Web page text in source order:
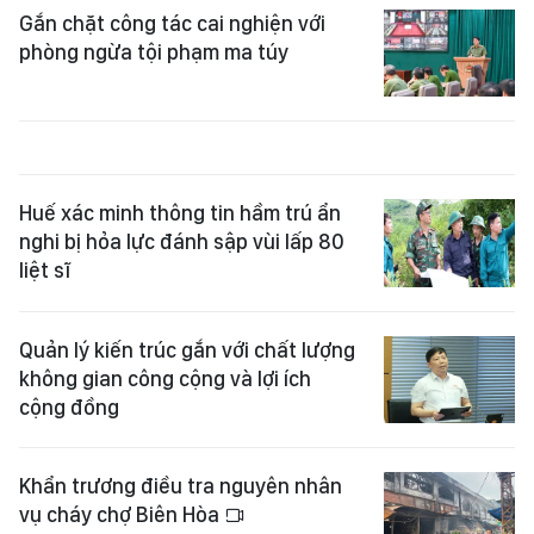
Gắn chặt công tác cai nghiện với
phòng ngừa tội phạm ma túy
Huế xác minh thông tin hầm trú ẩn
nghi bị hỏa lực đánh sập vùi lấp 80
liệt sĩ
Quản lý kiến trúc gắn với chất lượng
không gian công cộng và lợi ích
cộng đồng
Khẩn trương điều tra nguyên nhân
vụ cháy chợ Biên Hòa